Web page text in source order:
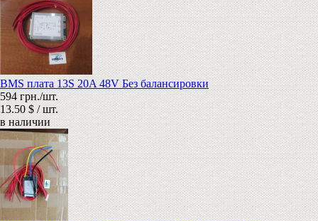
BMS плата 13S 20A 48V Без балансировки
594 грн./шт.
13.50 $ / шт.
в наличии